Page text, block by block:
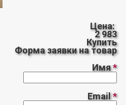
Цена:
2 983
Купить
Форма заявки на товар
Имя*
Email*